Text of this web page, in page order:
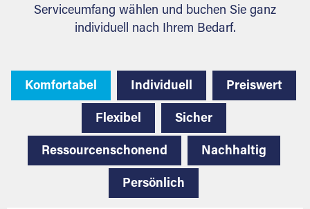
Serviceumfang wählen und buchen Sie ganz
individuell nach Ihrem Bedarf.
Komfortabel Individuell Preiswert
Flexibel Sicher
Ressourcenschonend Nachhaltig
Persönlich